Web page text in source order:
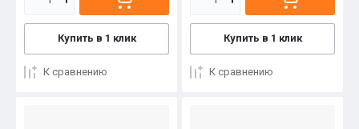
Купить в 1 клик
К сравнению
Купить в 1 клик
К сравнению